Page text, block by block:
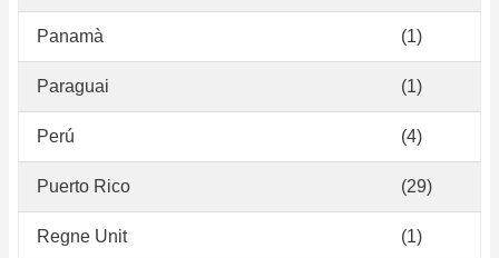
Panamà (1)
Paraguai (1)
Perú (4)
Puerto Rico (29)
Regne Unit (1)